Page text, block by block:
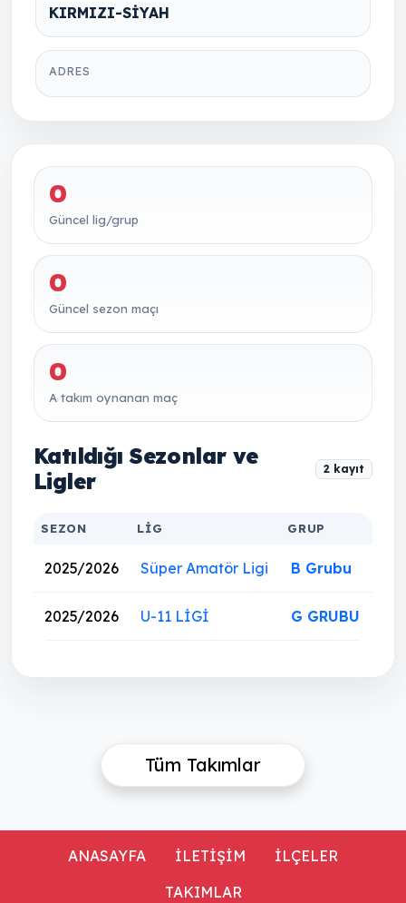
KIRMIZI-SİYAH
ADRES
0
Güncel lig/grup
0
Güncel sezon maçı
0
A takım oynanan maç
Katıldığı Sezonlar ve
Ligler
2 kayıt
SEZON LIG GRUP
2025/2026 Süper Amatör Ligi B Grubu
2025/2026 U-11 LİGİ G GRUBU
Tüm Takımlar
ANASAYFA İLETİŞİM
İLÇELER
TAKIMLAR